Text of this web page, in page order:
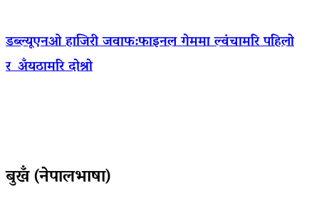
डब्ल्यूएनओ हाजिरी जवाफ:फाइनल गेममा ल्वंचामरि पहिलो
र अँयठामरि दोश्रो
बुखँ (नेपालभाषा)